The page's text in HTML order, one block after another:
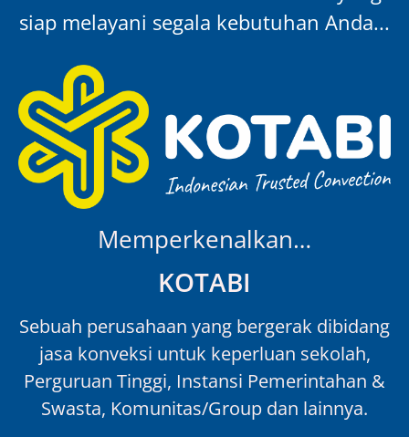
siap melayani segala kebutuhan Anda...
Memperkenalkan…
KOTABI
Sebuah perusahaan yang bergerak dibidang
jasa konveksi untuk keperluan sekolah,
Perguruan Tinggi, Instansi Pemerintahan &
Swasta, Komunitas/Group dan lainnya.